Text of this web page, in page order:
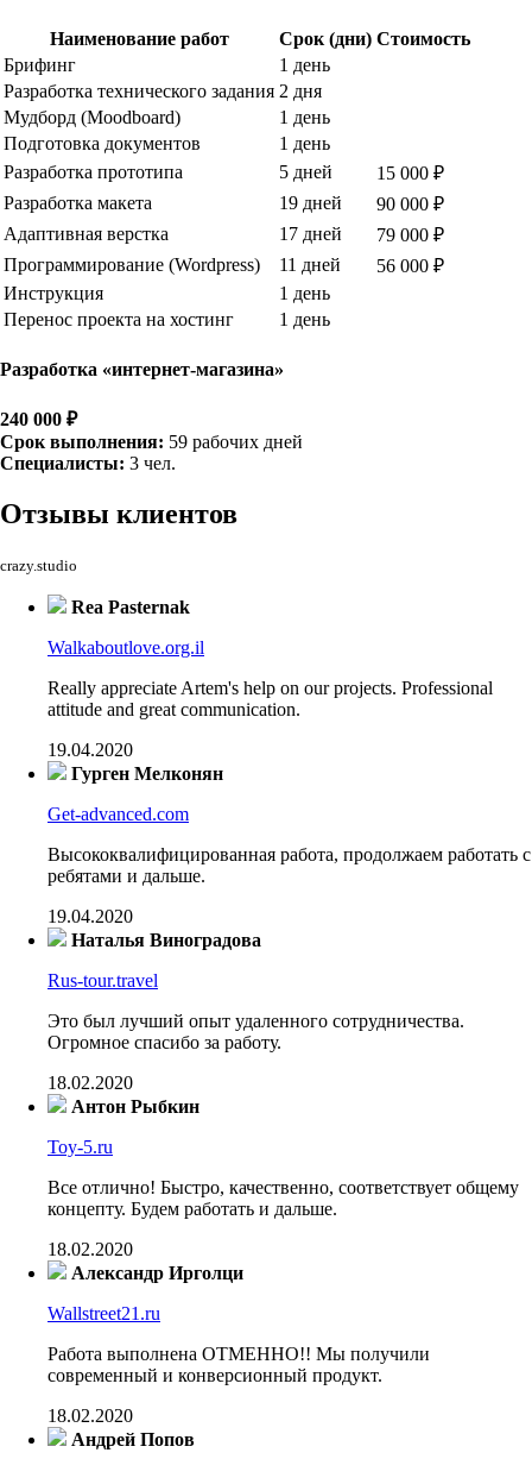
Наименование работ Срок (дни) Стоимость
Брифинг
1 день
Разработка технического задания 2 дня
Мудборд (Moodboard)
1 день
Подготовка документов
1 день
Разработка прототипа
5 дней
15 000 ₽
Разработка макета
19 дней
90 000 ₽
Адаптивная верстка
17 дней
79 000 ₽
Программирование (Wordpress)
11 дней
56 000 ₽
Инструкция
1 день
Перенос проекта на хостинг
1 день
Разработка «интернет-магазина»
240 000 ₽
Срок выполнения: 59 рабочих дней
Специалисты: 3 чел.
Отзывы клиентов
crazy.studio
Rea Pasternak
Walkaboutlove.org.il
Really appreciate Artem's help on our projects. Professional
attitude and great communication.
19.04.2020
Гурген Мелконян
Get-advanced.com
Высококвалифицированная работа, продолжаем работать с
ребятами и дальше.
19.04.2020
Наталья Виноградова
Rus-tour.travel
Это был лучший опыт удаленного сотрудничества.
Огромное спасибо за работу.
18.02.2020
Антон Рыбкин
Toy-5.ru
Все отлично! Быстро, качественно, соответствует общему
концепту. Будем работать и дальше.
18.02.2020
Александр Ирголци
Wallstreet21.ru
Работа выполнена ОТМЕННО!! Мы получили
современный и конверсионный продукт.
18.02.2020
Андрей Попов